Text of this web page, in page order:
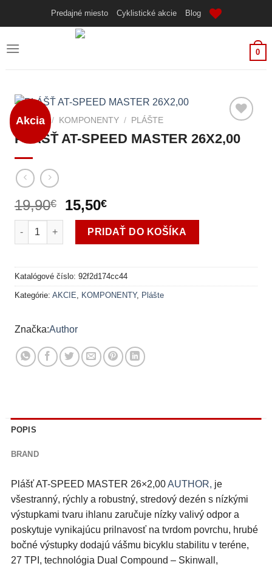
Predajné miesto Cyklistické akcie Blog
0
Akcia
DOMOV / KOMPONENTY / PLÁŠTE
PLÁŠŤ AT-SPEED MASTER 26X2,00
19,90€
Pôvodná
cena
bola:
19,90€.
15,50€
cena
je:
15,50€.
množstvo PLÁŠŤ AT-SPEED MASTER 26X2,00
PRIDAŤ DO KOŠÍKA
Katalógové číslo: 92f2d174cc44
Kategórie: AKCIE KOMPONENTY, Plášte
Author
POPIS
BRAND
Plášť AT-SPEED MASTER 26×2,00AUTHOR, je
všestranný, rýchly a robustný, stredový dezén s nízkými
výstupkami tvaru ihlanu zaručuje nízky valivý odpor a
poskytuje vynikajúcu prilnavosť na tvrdom povrchu, hrubé
bočné výstupky dodajú vášmu bicyklu stabilitu v teréne,
27 TPI, technológia Dual Compound – Skinwall,